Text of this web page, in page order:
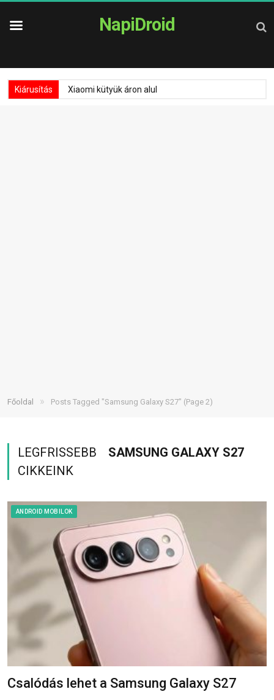
NapiDroid
Kiárusítás Xiaomi kütyük áron alul
Főoldal » Posts Tagged "Samsung Galaxy S27" (Page 2)
LEGFRISSEBB
SAMSUNG GALAXY S27
CIKKEINK
ANDROID MOBILOK
Csalódás lehet a Samsung Galaxy S27